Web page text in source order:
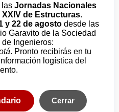
las Jornadas Nacionales
de Estructuras.
y 22 de agostodesde las
Garavito de la Sociedad
Ingenieros:
. Pronto recibirás en tu
logística del
Cerrar